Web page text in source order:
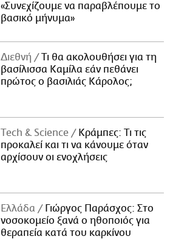
«Συνεχίζουμε να παραβλέπουμε το
βασικό μήνυμα»
Διεθνή
Τι θα ακολουθήσει για τη
βασίλισσα Καμίλα εάν πεθάνει
πρώτος ο βασιλιάς Κάρολος;
Τech & Science
Κράμπες: Τι τις
προκαλεί και τι να κάνουμε όταν
αρχίσουν οι ενοχλήσεις
Ελλάδα
Γιώργος Παράσχος: Στο
νοσοκομείο ξανά ο ηθοποιός για
θεραπεία κατά του καρκίνου